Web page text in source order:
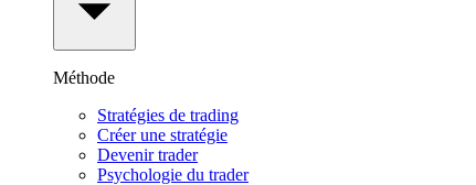
Méthode
Stratégies de trading
Créer une stratégie
Devenir trader
Psychologie du trader